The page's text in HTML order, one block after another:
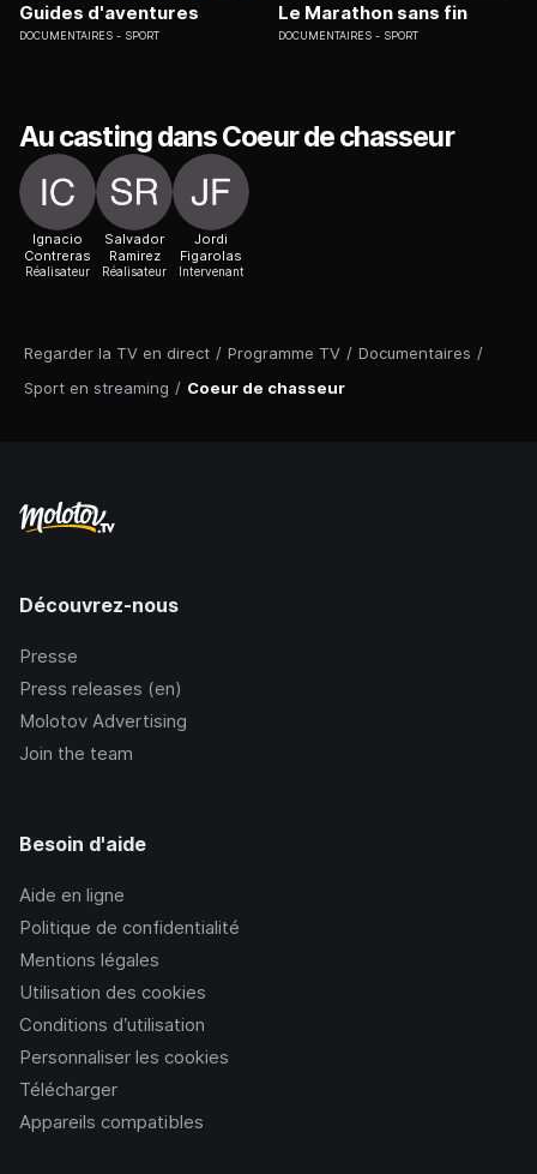
Regarder la TV en direct / Programme TV / Documentaires /
Sport en streaming / Coeur de chasseur
Guides d'aventures
DOCUMENTAIRES SPORT
Le Marathon sans fin
DOCUMENTAIRES SPORT
Au casting dans Coeur de chasseur
Ignacio
Contreras
Réalisateur
Salvador
Ramirez
Réalisateur
Jordi
Figarolas
Intervenant
Découvrez-nous
Presse
Press releases (en)
Molotov Advertising
Join the team
Besoin d'aide
Aide en ligne
Politique de confidentialité
Mentions légales
Utilisation des cookies
Conditions d’utilisation
Personnaliser les cookies
Télécharger
Appareils compatibles